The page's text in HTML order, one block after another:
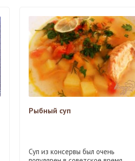
Рыбный суп
Суп из консервы был очень